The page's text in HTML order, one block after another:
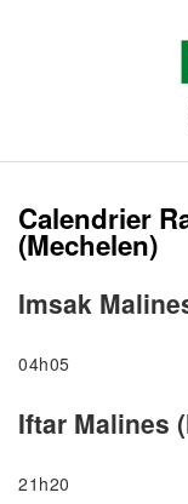
Calendrier
(Mechelen)
Imsak
04h05
Iftar Malines
21h20